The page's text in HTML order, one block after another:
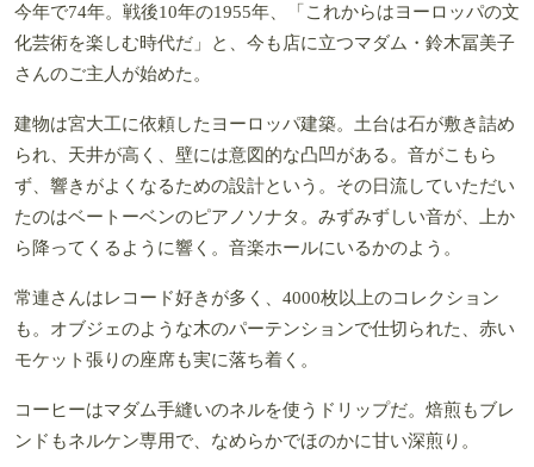
今年で74年。戦後10年の1955年、「これからはヨーロッパの文
化芸術を楽しむ時代だ」と、今も店に立つマダム・鈴木冨美子
さんのご主人が始めた。
建物は宮大工に依頼したヨーロッパ建築。土台は石が敷き詰め
られ、天井が高く、壁には意図的な凸凹がある。音がこもら
ず、響きがよくなるための設計という。その日流していただい
たのはベートーベンのピアノソナタ。みずみずしい音が、上か
ら降ってくるように響く。音楽ホールにいるかのよう。
常連さんはレコード好きが多く、4000枚以上のコレクション
も。オブジェのような木のパーテンションで仕切られた、赤い
モケット張りの座席も実に落ち着く。
コーヒーはマダム手縫いのネルを使うドリップだ。焙煎もブレ
ンドもネルケン専用で、なめらかでほのかに甘い深煎り。